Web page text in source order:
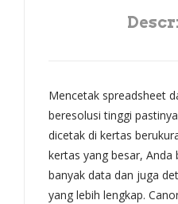
Mencetak spreadsheet
beresolusi tinggi
dicetak di kertas
kertas yang besar, Anda
banyak data dan juga
yang lebih lengkap.